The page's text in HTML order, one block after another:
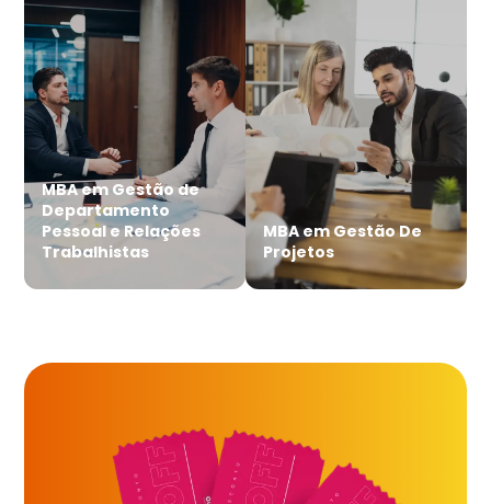
MBA em Gestão de
Departamento
Pessoal e Relações
Trabalhistas
MBA em Gestão De
Projetos